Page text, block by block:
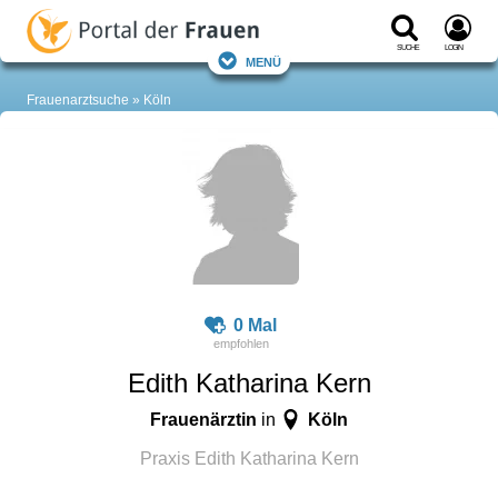
Suche Login
Menü
Frauenarztsuche Köln
0 Mal
Edith Katharina Kern
Frauenärztin in Köln
Praxis Edith Katharina Kern